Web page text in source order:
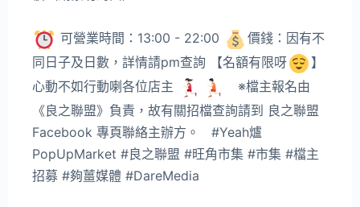
可營業時間：13:00 - 22:00
價錢：因有不
同日子及日數，詳情請pm查詢 【名額有限呀
】
心動不如行動喇各位店主
※檔主報名由
《良之聯盟》負責，故有關招檔查詢請到 良之聯盟
Facebook 專頁聯絡主辦方。 #Yeah爐
PopUpMarket #良之聯盟 #旺角市集 #市集 #檔主
招募 #夠薑媒體 #DareMedia